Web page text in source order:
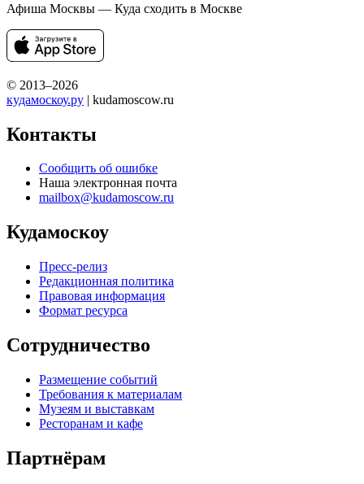
Афиша Москвы — Куда сходить в Москве
© 2013–2026
кудамоскоу.ру | kudamoscow.ru
Контакты
Сообщить об ошибке
Наша электронная почта
mailbox@kudamoscow.ru
Кудамоскоу
Пресс-релиз
Редакционная политика
Правовая информация
Формат ресурса
Сотрудничество
Размещение событий
Требования к материалам
Музеям и выставкам
Ресторанам и кафе
Партнёрам